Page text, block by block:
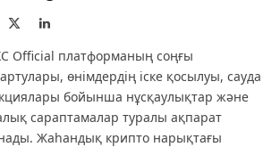
LinkedIn
Official платформаның соңғы
өнімдердің іске қосылуы, сауда
бойынша нұсқаулықтар және
сараптамалар туралы ақпарат
Жаһандық крипто нарықтағы